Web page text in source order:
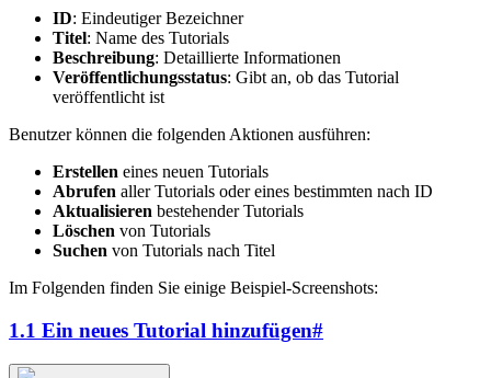
ID: Eindeutiger Bezeichner
Titel: Name des Tutorials
Beschreibung: Detaillierte Informationen
Veröffentlichungsstatus: Gibt an, ob das Tutorial
veröffentlicht ist
Benutzer können die folgenden Aktionen ausführen:
Erstellen eines neuen Tutorials
Abrufen aller Tutorials oder eines bestimmten nach ID
Aktualisieren bestehender Tutorials
Löschen von Tutorials
Suchen von Tutorials nach Titel
Im Folgenden finden Sie einige Beispiel-Screenshots:
1.1 Ein neues Tutorial hinzufügen#